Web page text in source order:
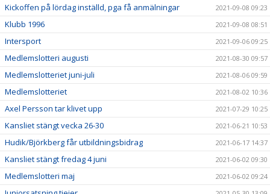
Kickoffen på lördag inställd, pga få anmälningar 2021-09-08 09:23
Klubb 1996 2021-09-08 08:51
Intersport 2021-09-06 09:25
Medlemslotteri augusti 2021-08-30 09:57
Medlemslotteriet juni-juli 2021-08-06 09:59
Medlemslotteriet 2021-08-02 10:36
Axel Persson tar klivet upp 2021-07-29 10:25
Kansliet stängt vecka 26-30 2021-06-21 10:53
Hudik/Björkberg får utbildningsbidrag 2021-06-17 14:37
Kansliet stängt fredag 4 juni 2021-06-02 09:30
Medlemslotteri maj 2021-06-02 09:24